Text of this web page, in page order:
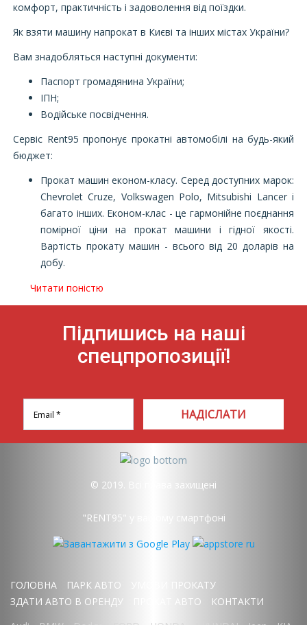
комфорт, практичність і задоволення від поїздки.
Як взяти машину напрокат в Києві та інших містах України?
Вам знадобляться наступні документи:
Паспорт громадянина України;
ІПН;
Водійське посвідчення.
Сервіс Rent95 пропонує прокатні автомобілі на будь-який
бюджет:
Прокат машин економ-класу. Серед доступних марок:
Chevrolet Cruze, Volkswagen Polo, Mitsubishi Lancer і
багато інших. Економ-клас - це гармонійне поєднання
помірної ціни на прокат машини і гідної якості.
Вартість прокату машин - всього від 20 доларів на
добу.
Читати поністю
Підпишись на наші
спецпропозиції!
НАДІСЛАТИ
© 2019. Всі права захищені
"RENT95" у вашому смартфоні
ГОЛОВНА ПАРК АВТО
УМОВИ ПРОКАТУ
ЗДАТИ АВТО В ОРЕНДУ
ПРОКАТ АВТО
КОНТАКТИ